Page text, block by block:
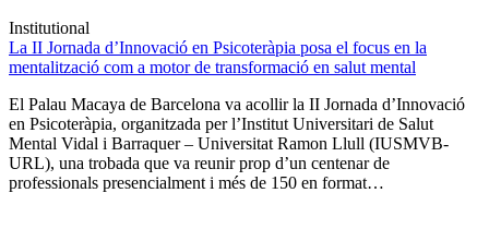
Institutional
La II Jornada d’Innovació en Psicoteràpia posa el focus en la
mentalització com a motor de transformació en salut mental
El Palau Macaya de Barcelona va acollir la II Jornada d’Innovació
en Psicoteràpia, organitzada per l’Institut Universitari de Salut
Mental Vidal i Barraquer – Universitat Ramon Llull (IUSMVB-
URL), una trobada que va reunir prop d’un centenar de
professionals presencialment i més de 150 en format…